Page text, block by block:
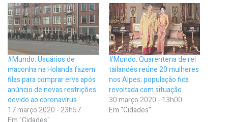
#Mundo: Usuários de
maconha na Holanda fazem
filas para comprar erva após
anúncio de novas restrições
devido ao coronavírus
17 março 2020 - 23h57
#Mundo: Quarentena de rei
tailandês reúne 20 mulheres
nos Alpes; população fica
revoltada com situação
30 março 2020 - 13h00
Em "Cidades"